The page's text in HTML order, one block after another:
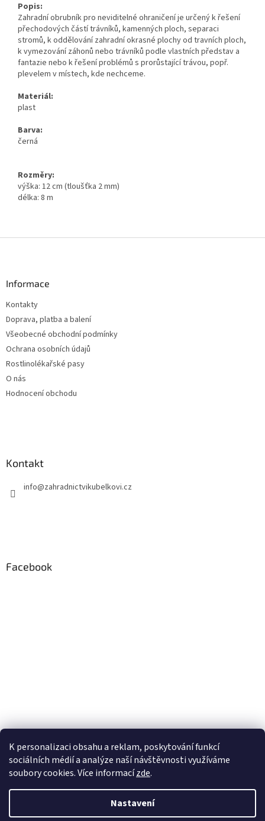
K personalizaci obsahu a reklam, poskytování funkcí
sociálních médií a analýze naší návštěvnosti využíváme
soubory cookies. Více informacízde.
Nastavení
Popis:
Zahradní obrubník pro neviditelné ohraničení je určený k řešení
přechodových částí trávníků, kamenných ploch, separaci
stromů, k oddělování zahradní okrasné plochy od travních ploch,
k vymezování záhonů nebo trávníků podle vlastních představ a
fantazie nebo k řešení problémů s prorůstající trávou, popř.
plevelem v místech, kde nechceme.
Materiál:
plast
Barva:
černá
Rozměry:
výška: 12 cm (tloušťka 2 mm)
délka: 8 m
Informace
Kontakty
Doprava, platba a balení
Všeobecné obchodní podmínky
Ochrana osobních údajů
Rostlinolékařské pasy
O nás
Hodnocení obchodu
Kontakt
info@zahradnictvikubelkovi.cz
Facebook